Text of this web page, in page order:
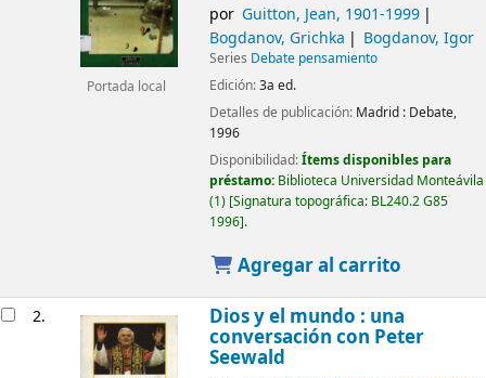
Portada local
por Guitton, Jean, 1901-1999
Bogdanov, Grichka
Bogdanov, Igor
Series Debate pensamiento
Edición:3a ed.
Detalles de publicación: Madrid : Debate,
1996
Disponibilidad:Ítems disponibles para
préstamo: Biblioteca Universidad Monteávila
(1) Signatura topográfica: BL240.2 G85
1996 .
Agregar al carrito
2. Dios y el mundo : una
conversación con Peter
Seewald